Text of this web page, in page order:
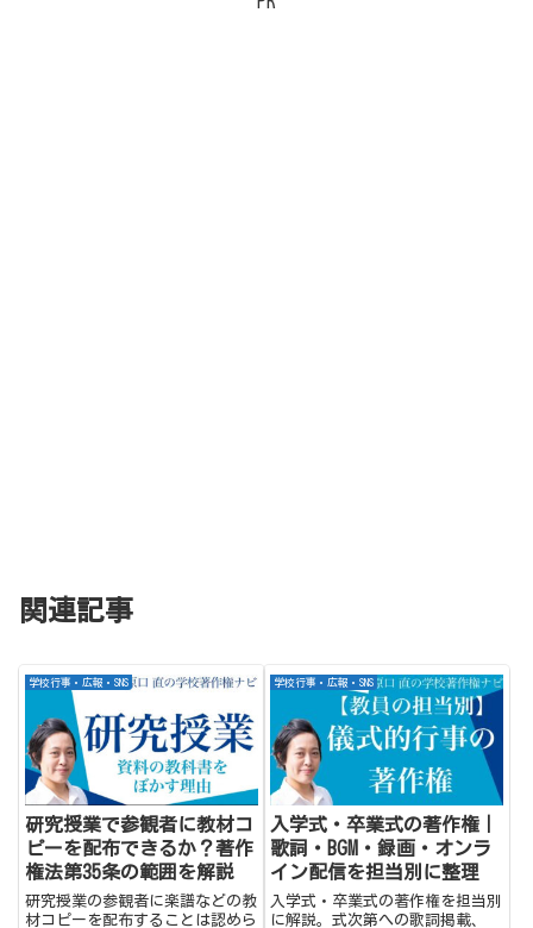
関連記事
学校行事・広報・SNS
研究授業で参観者に教材コ
ピーを配布できるか？著作
権法第35条の範囲を解説
研究授業の参観者に楽譜などの教
材コピーを配布することは認めら
学校行事・広報・SNS
入学式・卒業式の著作権｜
歌詞・BGM・録画・オンラ
イン配信を担当別に整理
入学式・卒業式の著作権を担当別
に解説。式次第への歌詞掲載、